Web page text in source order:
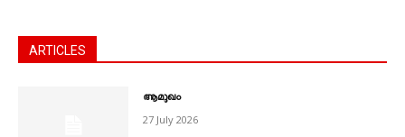
ARTICLES
ആമുഖം
27 July 2026